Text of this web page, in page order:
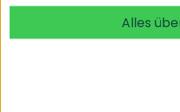
© 2026 undefined.
Alles